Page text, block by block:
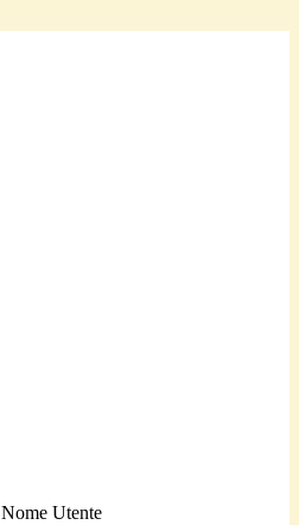
Nome Utente